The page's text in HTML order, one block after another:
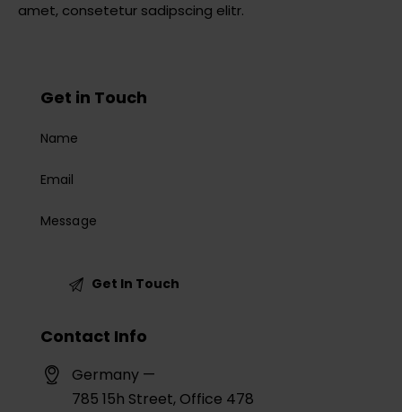
amet, consetetur sadipscing elitr.
Get in Touch
Contact Info
Germany —
785 15h Street, Office 478